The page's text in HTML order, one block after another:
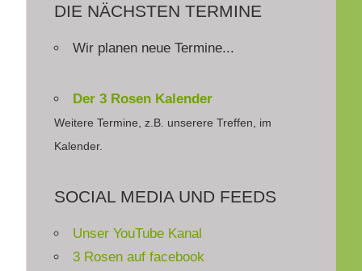
DIE NÄCHSTEN TERMINE
Wir planen neue Termine...
Der 3 Rosen Kalender
Weitere Termine, z.B. unserere Treffen, im
Kalender.
SOCIAL MEDIA UND FEEDS
Unser YouTube Kanal
3 Rosen auf facebook